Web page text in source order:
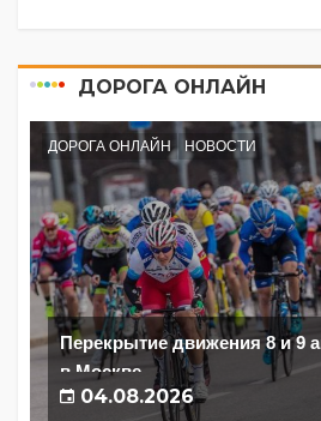
ДОРОГА ОНЛАЙН
ДОРОГА ОНЛАЙН НОВОСТИ
Перекрытие движения 8 и 9
в Москве
04.08.2026